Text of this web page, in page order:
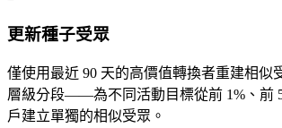
更新種子受眾
僅使用最近 90 天的高價值轉換者重建相似
層級分段——為不同活動目標從前 1%、前
戶建立單獨的相似受眾。